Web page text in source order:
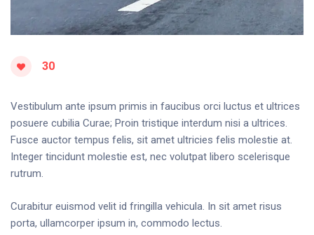
30
Vestibulum ante ipsum primis in faucibus orci luctus et ultrices
posuere cubilia Curae; Proin tristique interdum nisi a ultrices.
Fusce auctor tempus felis, sit amet ultricies felis molestie at.
Integer tincidunt molestie est, nec volutpat libero scelerisque
rutrum.
Curabitur euismod velit id fringilla vehicula. In sit amet risus
porta, ullamcorper ipsum in, commodo lectus.